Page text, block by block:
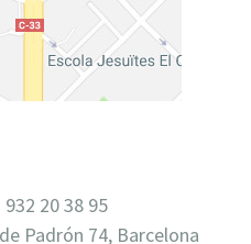
932 20 38 95
Padrón 74, Barcelona